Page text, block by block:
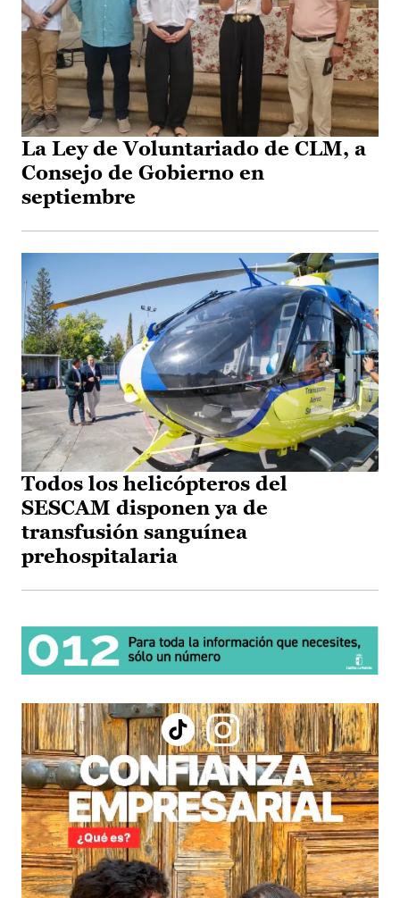
La Ley de Voluntariado de CLM, a
Consejo de Gobierno en
septiembre
Todos los helicópteros del
SESCAM disponen ya de
transfusión sanguínea
prehospitalaria